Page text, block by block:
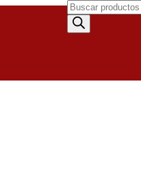
Búsqueda
de
productos